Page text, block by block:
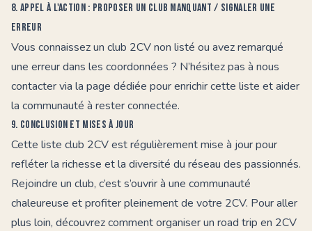
8. Appel à l'action : proposer un club manquant / signaler une
erreur
Vous connaissez un club 2CV non listé ou avez remarqué
une erreur dans les coordonnées ? N’hésitez pas à nous
contacter via la page dédiée pour enrichir cette liste et aider
la communauté à rester connectée.
9. Conclusion et mises à jour
Cette liste club 2CV est régulièrement mise à jour pour
refléter la richesse et la diversité du réseau des passionnés.
Rejoindre un club, c’est s’ouvrir à une communauté
chaleureuse et profiter pleinement de votre 2CV. Pour aller
plus loin, découvrez commentorganiser un road trip en 2CV